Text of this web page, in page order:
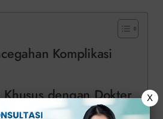
Komplikasi
Khusus dengan Dokter
Apollo
X